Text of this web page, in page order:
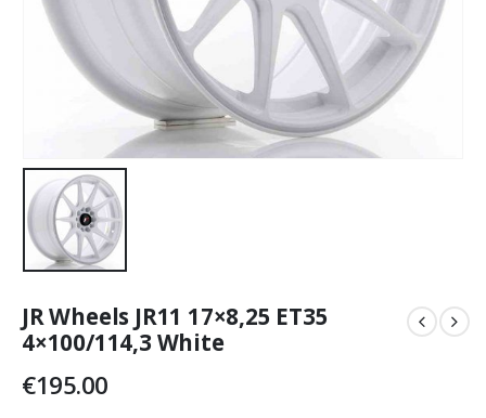
JR Wheels JR11 17×8,25 ET35
4×100/114,3 White
€195.00